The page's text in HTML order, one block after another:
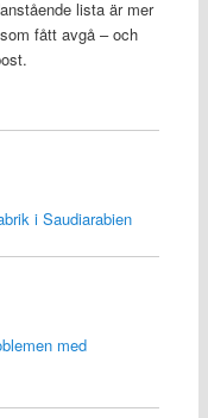
lista är mer
fått avgå – och
i Saudiarabien
med